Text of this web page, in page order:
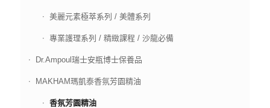
美麗元素極萃系列 / 美體系列
專業護理系列 / 精緻課程 / 沙龍必備
Dr.Ampoul瑞士安瓶博士保養品
MAKHAM瑪凱泰香氛芳園精油
香氛芳園精油